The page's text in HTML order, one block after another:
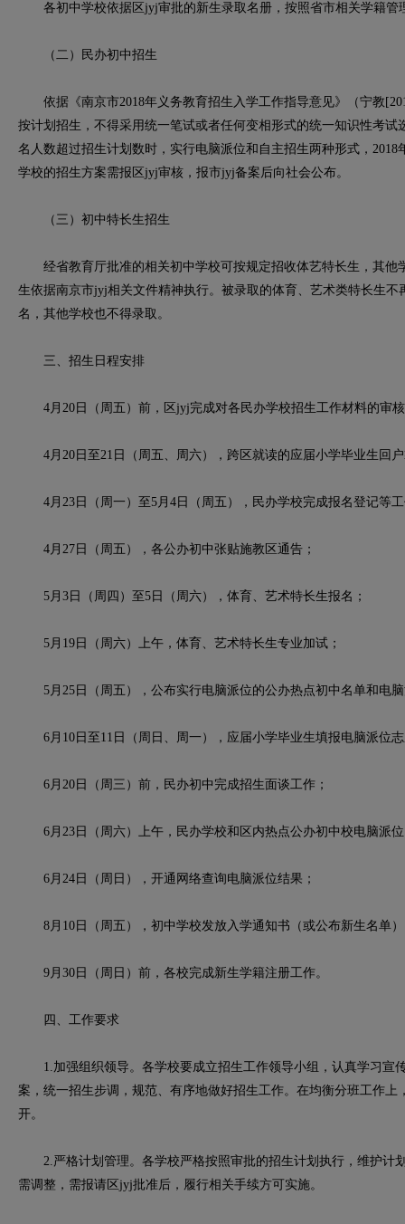
各初中学校依据区jyj审批的新生录取名册，按照省市相关学籍管
（二）民办初中招生
依据《南京市2018年义务教育招生入学工作指导意见》（宁教
按计划招生，不得采用统一笔试或者任何变相形式的统一知识性考
名人数超过招生计划数时，实行电脑派位和自主招生两种形式，
学校的招生方案需报区jyj审核，报市jyj备案后向社会公布。
（三）初中特长生招生
经省教育厅批准的相关初中学校可按规定招收体艺特长生，其他
生依据南京市jyj相关文件精神执行。被录取的体育、艺术类特长生
名，其他学校也不得录取。
三、招生日程安排
4月20日（周五）前，区jyj完成对各民办学校招生工作材料的审
4月20日至21日（周五、周六），跨区就读的应届小学毕业生回
4月23日（周一）至5月4日（周五），民办学校完成报名登记等
4月27日（周五），各公办初中张贴施教区通告；
5月3日（周四）至5日（周六），体育、艺术特长生报名；
5月19日（周六）上午，体育、艺术特长生专业加试；
5月25日（周五），公布实行电脑派位的公办热点初中名单和电
6月10日至11日（周日、周一），应届小学毕业生填报电脑派位
6月20日（周三）前，民办初中完成招生面谈工作；
6月23日（周六）上午，民办学校和区内热点公办初中校电脑派
6月24日（周日），开通网络查询电脑派位结果；
8月10日（周五），初中学校发放入学通知书（或公布新生名单
9月30日（周日）前，各校完成新生学籍注册工作。
四、工作要求
1.加强组织领导。各学校要成立招生工作领导小组，认真学习宣
案，统一招生步调，规范、有序地做好招生工作。在均衡分班工作
开。
2.严格计划管理。各学校严格按照审批的招生计划执行，维护计
需调整，需报请区jyj批准后，履行相关手续方可实施。